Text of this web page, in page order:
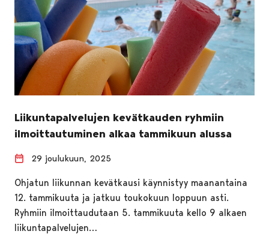
Liikuntapalvelujen kevätkauden ryhmiin
ilmoittautuminen alkaa tammikuun alussa
29 joulukuun, 2025
Ohjatun liikunnan kevätkausi käynnistyy maanantaina
12. tammikuuta ja jatkuu toukokuun loppuun asti.
Ryhmiin ilmoittaudutaan 5. tammikuuta kello 9 alkaen
liikuntapalvelujen…